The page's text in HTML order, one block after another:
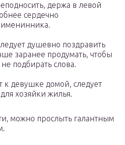
держа в левой
сердечно
именинника.
душевно поздравить
заранее продумать, чтобы
подбирать слова.
к девушке домой, следует
хозяйки жилья.
можно прослыть галантным